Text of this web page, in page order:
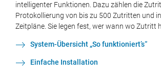
intelligenter Funktionen. Dazu zählen die
Protokollierung von bis zu 500 Zutritten und
Zeitpläne. Sie legen fest, wer wann wo Zutritt
System-Übersicht „So funktioniert’s“
Einfache Installation